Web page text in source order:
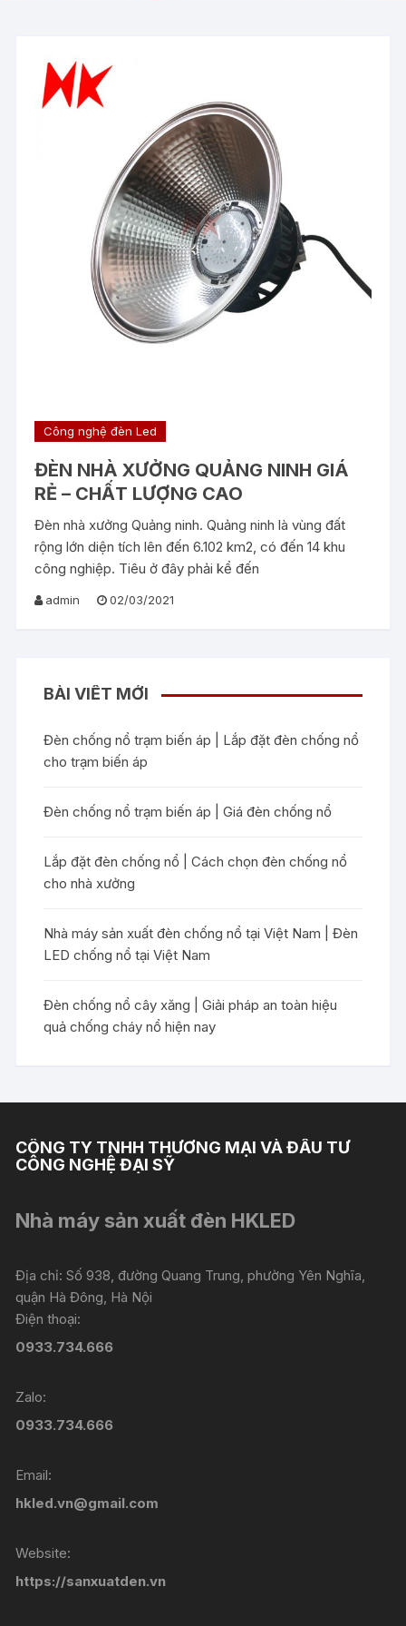
Công nghệ đèn Led
ĐÈN NHÀ XƯỞNG QUẢNG NINH GIÁ
RẺ – CHẤT LƯỢNG CAO
Đèn nhà xưởng Quảng ninh. Quảng ninh là vùng đất
rộng lớn diện tích lên đến 6.102 km2, có đến 14 khu
công nghiệp. Tiêu ở đây phải kể đến
admin 02/03/2021
BÀI VIẾT MỚI
Đèn chống nổ trạm biến áp | Lắp đặt đèn chống nổ
cho trạm biến áp
Đèn chống nổ trạm biến áp | Giá đèn chống nổ
Lắp đặt đèn chống nổ | Cách chọn đèn chống nổ
cho nhà xưởng
Nhà máy sản xuất đèn chống nổ tại Việt Nam | Đèn
LED chống nổ tại Việt Nam
Đèn chống nổ cây xăng | Giải pháp an toàn hiệu
quả chống cháy nổ hiện nay
CÔNG TY TNHH THƯƠNG MẠI VÀ ĐẦU TƯ
CÔNG NGHỆ ĐẠI SỸ
Nhà máy sản xuất đèn HKLED
Địa chỉ: Số 938, đường Quang Trung, phường Yên Nghĩa,
quận Hà Đông, Hà Nội
Điện thoại:
0933.734.666
Zalo:
0933.734.666
Email:
hkled.vn@gmail.com
Website:
https://sanxuatden.vn